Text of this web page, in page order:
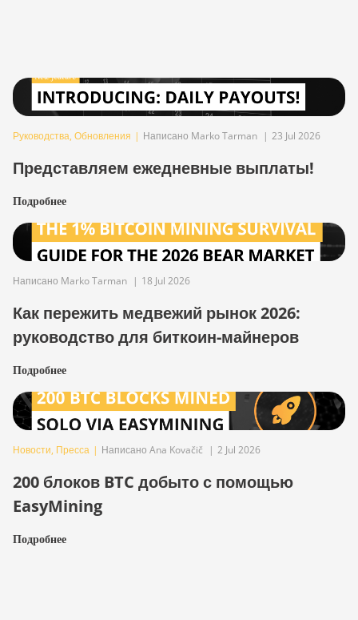
Руководства, Обновления | Написано Marko Tarman | 23 Jul 2026
Представляем ежедневные выплаты!
Подробнее
Написано Marko Tarman | 18 Jul 2026
Как пережить медвежий рынок 2026:
руководство для биткоин-майнеров
Подробнее
Новости, Пресса | Написано Ana Kovačič | 2 Jul 2026
200 блоков BTC добыто с помощью
EasyMining
Подробнее